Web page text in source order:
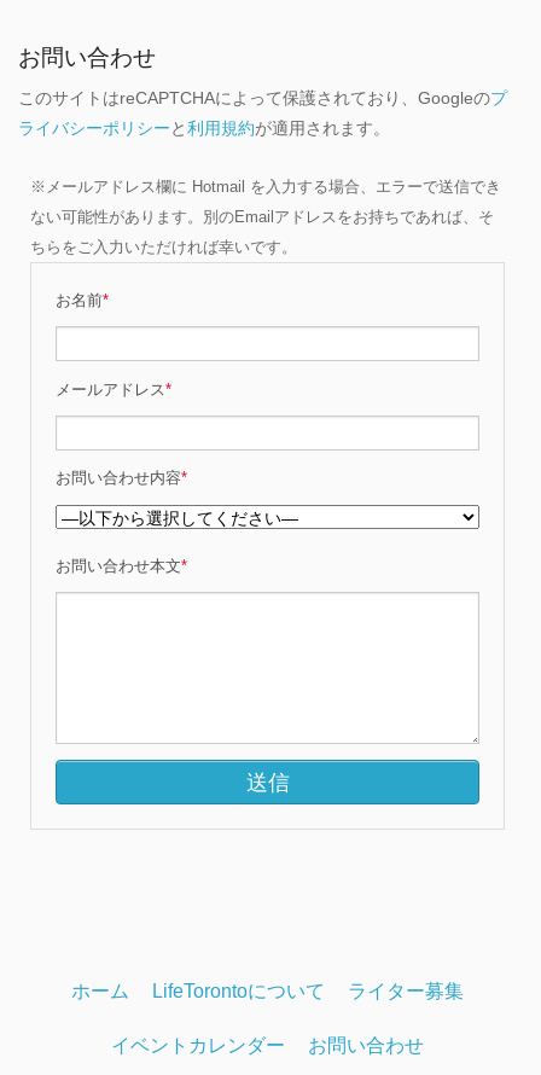
お問い合わせ
このサイトはreCAPTCHAによって保護されており、Googleのプ
ライバシーポリシーと利用規約が適用されます。
※メールアドレス欄に Hotmail を入力する場合、エラーで送信でき
ない可能性があります。別のEmailアドレスをお持ちであれば、そ
ちらをご入力いただければ幸いです。
お名前*
メールアドレス*
お問い合わせ内容*
お問い合わせ本文*
ホーム LifeTorontoについて ライター募集
イベントカレンダー お問い合わせ